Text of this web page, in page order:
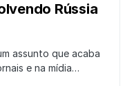
Rússia
assunto que acaba
e na mídia…